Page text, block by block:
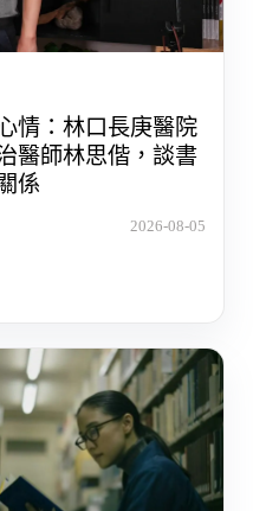
情：林口長庚醫院
醫師林思偕，談書
係
2026-08-05